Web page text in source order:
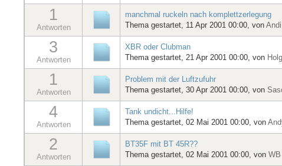
1
Antworten
manchmal ruckeln nach komplettzerlegung
Thema gestartet, 11 Apr 2001 00:00, von Andi
3
Antworten
XBR oder Clubman
Thema gestartet, 21 Apr 2001 00:00, von
1
Antworten
Problem mit der Luftzufuhr
Thema gestartet, 30 Apr 2001 00:00, von
4
Antworten
Tank undicht...Hilfe!
Thema gestartet, 02 Mai 2001 00:00, von
2
Antworten
BT35F mit BT 45R??
Thema gestartet, 02 Mai 2001 00:00, von WB